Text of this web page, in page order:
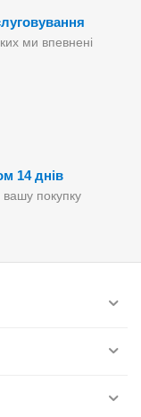
ми впевнені
14 днів
покупку